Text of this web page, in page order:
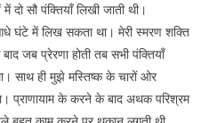
दो सौ पंक्तियाँ लिखी जाती थी।
आधे घंटे में लिख सकता था। मेरी स्मरण शक्ति
जब प्रेरणा होती तब सभी पंक्तियाँ
साथ ही मुझे मस्तिष्क के चारों ओर
प्राणायाम के करने के बाद अथक परिश्रम